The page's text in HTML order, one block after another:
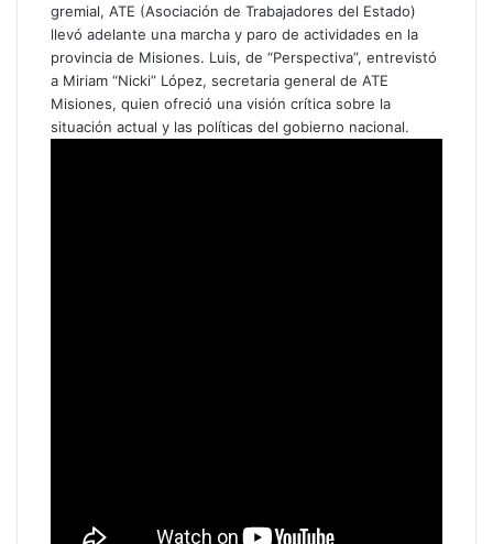
gremial, ATE (Asociación de Trabajadores del Estado)
llevó adelante una marcha y paro de actividades en la
provincia de Misiones. Luis, de “Perspectiva”, entrevistó
a Miriam “Nicki” López, secretaria general de ATE
Misiones, quien ofreció una visión crítica sobre la
situación actual y las políticas del gobierno nacional.